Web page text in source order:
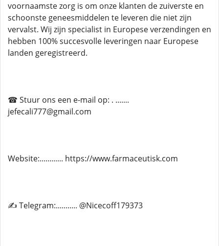
voornaamste zorg is om onze klanten de zuiverste en
schoonste geneesmiddelen te leveren die niet zijn
vervalst. Wij zijn specialist in Europese verzendingen en
hebben 100% succesvolle leveringen naar Europese
landen geregistreerd.
☎ Stuur ons een e-mail op: . .......
jefecali777@gmail.com
Website:............ https://www.farmaceutisk.com
✍ Telegram:........... @Nicecoff179373